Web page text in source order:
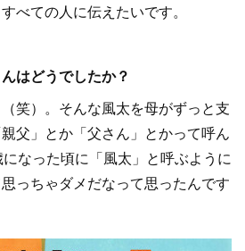
べての人に伝えたいです。
はどうでしたか？
笑）。そんな風太を母がずっと支
父」とか「父さん」とかって呼ん
なった頃に「風太」と呼ぶように
っちゃダメだなって思ったんです